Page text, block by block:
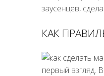
заусенцев,
КАК
первый взгляд.